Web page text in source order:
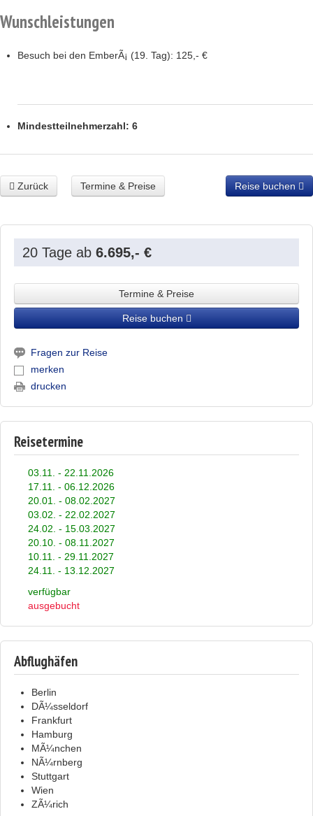
Wunschleistungen
Besuch bei den EmberÃ¡ (19. Tag): 125,- €
Mindestteilnehmerzahl: 6
Zurück Reise buchen
Termine & Preise
20 Tage ab 6.695,- €
Termine & Preise
Reise buchen
Fragen zur Reise
merken
drucken
Reisetermine
03.11. - 22.11.2026
17.11. - 06.12.2026
20.01. - 08.02.2027
03.02. - 22.02.2027
24.02. - 15.03.2027
20.10. - 08.11.2027
10.11. - 29.11.2027
24.11. - 13.12.2027
verfügbar
ausgebucht
Abflughäfen
Berlin
DÃ¼sseldorf
Frankfurt
Hamburg
MÃ¼nchen
NÃ¼rnberg
Stuttgart
Wien
ZÃ¼rich